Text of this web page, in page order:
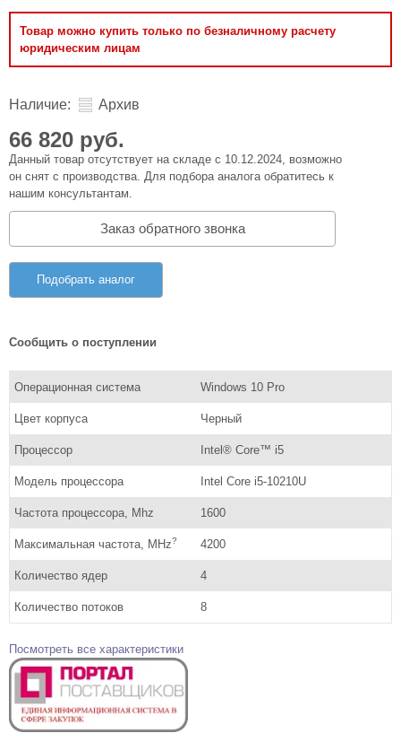
Товар можно купить только по безналичному расчету
юридическим лицам
Наличие: Архив
66 820 руб.
Данный товар отсутствует на складе с 10.12.2024, возможно
он снят с производства. Для подбора аналога обратитесь к
нашим консультантам.
Заказ обратного звонка
Подобрать аналог
Сообщить о поступлении
Операционная система Windows 10 Pro
Цвет корпуса Черный
Процессор Intel® Core™ i5
Модель процессора Intel Core i5-10210U
Частота процессора, Mhz 1600
Максимальная частота, MHz? 4200
Количество ядер 4
Количество потоков 8
Посмотреть все характеристики